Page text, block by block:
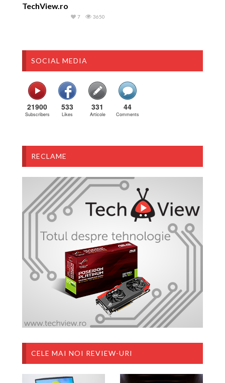
TechView.ro
3650
7
SOCIAL MEDIA
21900
Subscribers
533
Likes
331
Articole
44
Comments
RECLAME
CELE MAI NOI REVIEW-URI